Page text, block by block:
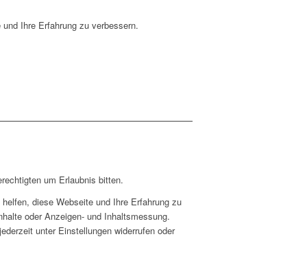
Ihre Erfahrung zu verbessern.
um Erlaubnis bitten.
diese Webseite und Ihre Erfahrung zu
oder Anzeigen- und Inhaltsmessung.
unter Einstellungen widerrufen oder